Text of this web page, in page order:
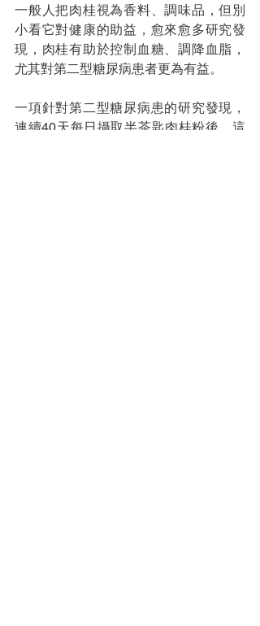
一般人把肉桂視為香料、調味品，但別
小看它對健康的助益，愈來愈多研究發
現，肉桂有助於控制血糖、調降血脂，
尤其對第二型糖尿病患者更為有益。
一項針對第二型糖尿病患的研究發現，
連續40天每日攝取半茶匙肉桂粉後，這